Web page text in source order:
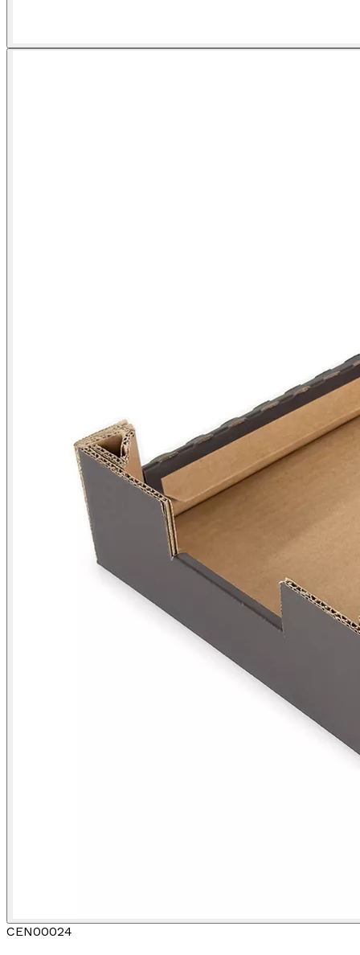
CEN00024